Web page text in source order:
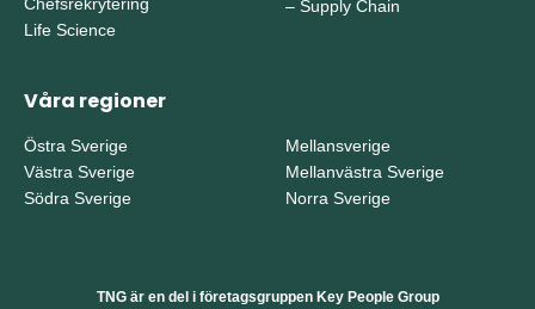
Life Science
– Supply Chain
Våra regioner
Östra Sverige
Västra Sverige
Södra Sverige
Mellansverige
Mellanvästra Sverige
Norra Sverige
TNG är en del i företagsgruppen Key People Group